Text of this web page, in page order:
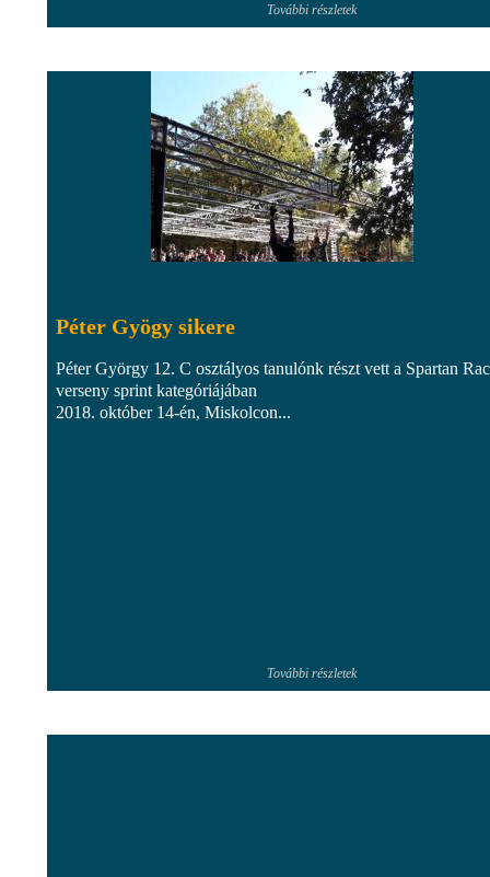
További részletek
Péter Gyögy sikere
Péter György 12. C osztályos tanulónk részt vett a Spartan
verseny sprint kategóriájában
2018. október 14-én, Miskolcon...
További részletek